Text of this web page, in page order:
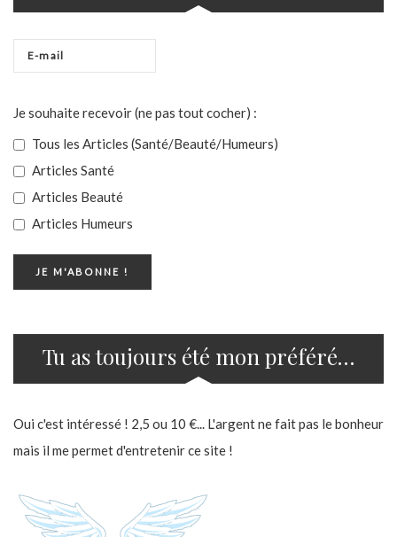
Je souhaite recevoir (ne pas tout cocher) :
Tous les Articles (Santé/Beauté/Humeurs)
Articles Santé
Articles Beauté
Articles Humeurs
Tu as toujours été mon préféré…
Oui c'est intéressé ! 2,5 ou 10 €... L'argent ne fait pas le bonheur
mais il me permet d'entretenir ce site !